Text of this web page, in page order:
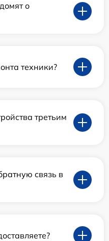
о
техники?
третьим
связь в